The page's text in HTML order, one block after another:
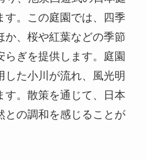
す。この庭園では、四季
か、桜や紅葉などの季節
らぎを提供します。庭園
した小川が流れ、風光明
す。散策を通じて、日本
との調和を感じることが